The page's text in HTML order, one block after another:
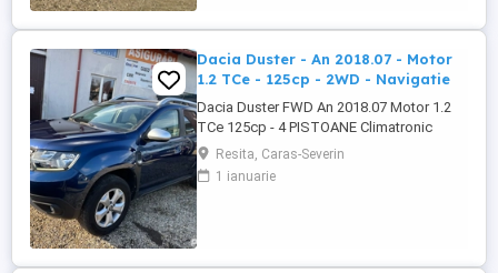
Dacia Duster - An 2018.07 - Motor
1.2 TCe - 125cp - 2WD - Navigatie
Dacia Duster FWD An 2018.07 Motor 1.2
TCe 125cp - 4 PISTOANE Climatronic
Navigație Camera marșarier Geamuri și
oglinzi electrice Senzori Ploaie Lumină
Parcare Cauciucuri vară iarna Jante aliaj
Resita, Caras-Severin
1 ianuarie